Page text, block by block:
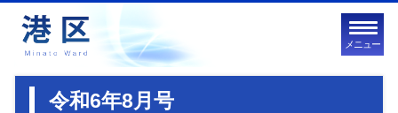
メニュー
令和6年8月号